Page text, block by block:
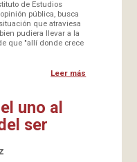
de Estudios
pública, busca
que atraviesa
pudiera llevar a la
que "allí donde crece
Leer más
uno al
ser